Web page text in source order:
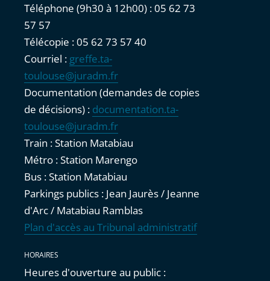
Téléphone (9h30 à 12h00) : 05 62 73
57 57
Télécopie : 05 62 73 57 40
Courriel : greffe.ta-
toulouse@juradm.fr
Documentation (demandes de copies
de décisions) : documentation.ta-
toulouse@juradm.fr
Train : Station Matabiau
Métro : Station Marengo
Bus : Station Matabiau
Parkings publics : Jean Jaurès / Jeanne
d'Arc / Matabiau Ramblas
Plan d'accès au Tribunal administratif
HORAIRES
Heures d'ouverture au public :